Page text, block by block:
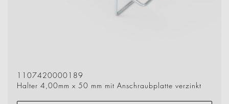
1107420000189
Halter 4,00mm x 50 mm mit Anschraubplatte verzinkt